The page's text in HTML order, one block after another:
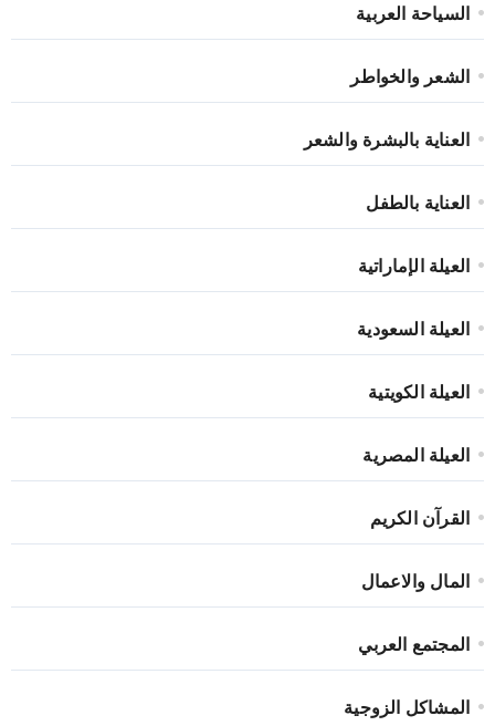
السياحة العربية
الشعر والخواطر
العناية بالبشرة والشعر
العناية بالطفل
العيلة الإماراتية
العيلة السعودية
العيلة الكويتية
العيلة المصرية
القرآن الكريم
المال والاعمال
المجتمع العربي
المشاكل الزوجية